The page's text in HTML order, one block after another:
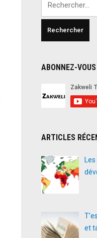
ABONNEZ-
ARTICLES
et